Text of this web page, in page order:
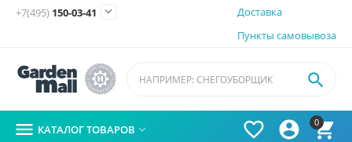
Доставка
Пункты самовывоза
+7(495) 150-03-41 
0




 КАТАЛОГ ТОВАРОВ 